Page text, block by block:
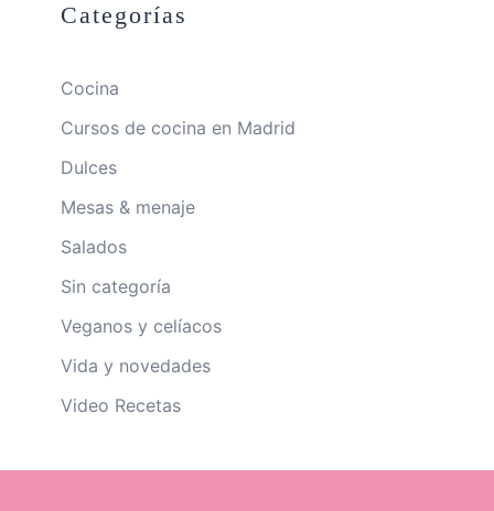
Categorías
Cocina
Cursos de cocina en Madrid
Dulces
Mesas & menaje
Salados
Sin categoría
Veganos y celíacos
Vida y novedades
Video Recetas